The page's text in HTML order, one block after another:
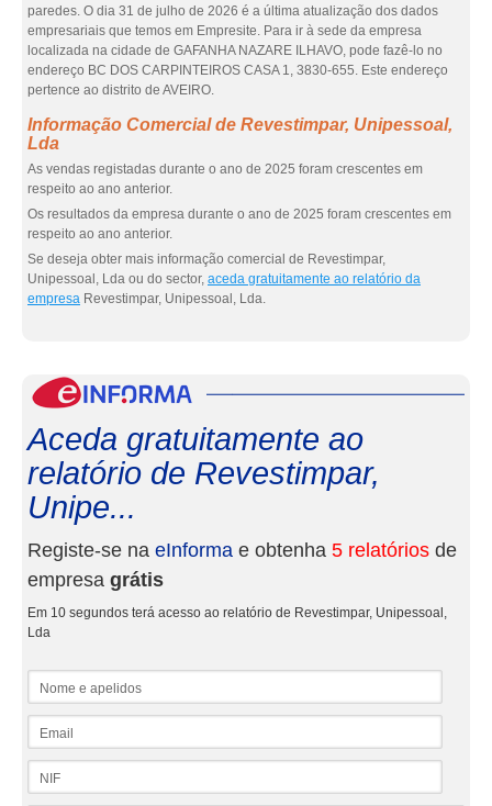
paredes. O dia 31 de julho de 2026 é a última atualização dos dados
empresariais que temos em Empresite. Para ir à sede da empresa
localizada na cidade de GAFANHA NAZARE ILHAVO, pode fazê-lo no
endereço BC DOS CARPINTEIROS CASA 1, 3830-655. Este endereço
pertence ao distrito de AVEIRO.
Informação Comercial de Revestimpar, Unipessoal,
Lda
As vendas registadas durante o ano de 2025 foram crescentes em
respeito ao ano anterior.
Os resultados da empresa durante o ano de 2025 foram crescentes em
respeito ao ano anterior.
Se deseja obter mais informação comercial de Revestimpar,
Unipessoal, Lda ou do sector, aceda gratuitamente ao relatório da
empresa Revestimpar, Unipessoal, Lda.
Aceda gratuitamente ao
relatório de Revestimpar,
Unipe...
Registe-se na eInforma e obtenha 5 relatórios de
empresa grátis
Em 10 segundos terá acesso ao relatório de Revestimpar, Unipessoal,
Lda